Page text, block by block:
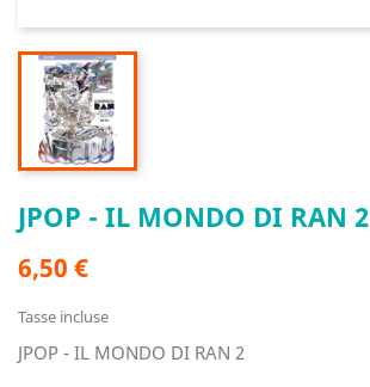
JPOP - IL MONDO DI RAN 2
6,50 €
Tasse incluse
JPOP - IL MONDO DI RAN 2